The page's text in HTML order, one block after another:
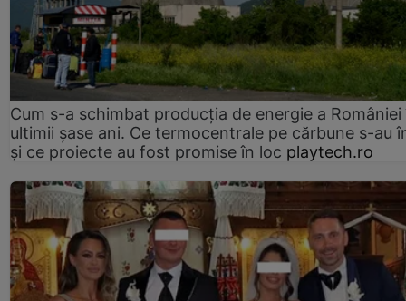
Cum s-a schimbat producția de energie a României
ultimii șase ani. Ce termocentrale pe cărbune s-au
și ce proiecte au fost promise în loc playtech.ro